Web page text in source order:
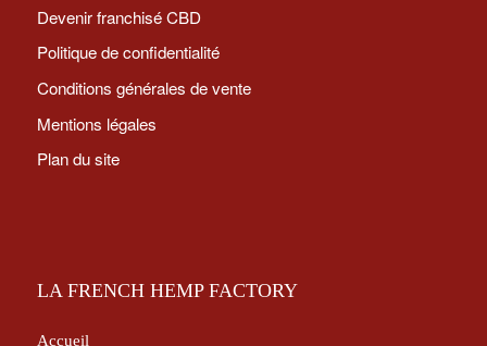
Devenir franchisé CBD
Politique de confidentialité
Conditions générales de vente
Mentions légales
Plan du site
LA FRENCH HEMP FACTORY
Accueil